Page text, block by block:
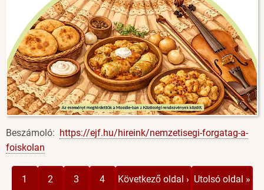
Beszámoló: https://ejf.hu/hireink/nemzetisegi-forgatag-a-
foiskolan
Oldalszámozás
Jelenlegi
1 Page
2 Page
3 Page
4
Következő
Következő oldal › Utolsó
Utolsó oldal »